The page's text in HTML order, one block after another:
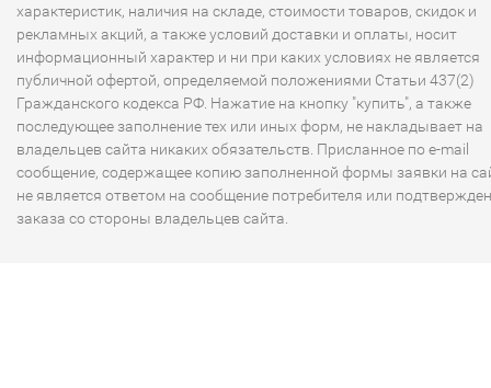
характеристик, наличия на складе, стоимости товаров, скидок и
рекламных акций, а также условий доставки и оплаты, носит
информационный характер и ни при каких условиях не является
публичной офертой, определяемой положениями Статьи 437(2)
Гражданского кодекса РФ. Нажатие на кнопку "купить", а также
последующее заполнение тех или иных форм, не накладывает на
владельцев сайта никаких обязательств. Присланное по e-mail
сообщение, содержащее копию заполненной формы заявки на
не является ответом на сообщение потребителя или
заказа со стороны владельцев сайта.